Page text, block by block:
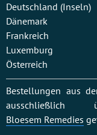
Deutschland (Inseln)
Dänemark
Frankreich
Luxemburg
Österreich
Bestellungen aus
ausschließlich
Bloesem Remedies